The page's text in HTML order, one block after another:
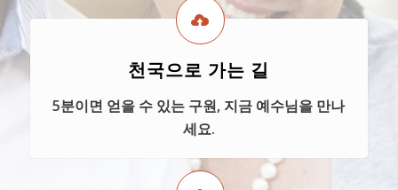
천국으로 가는 길
5분이면 얻을 수 있는 구원, 지금 예수님을 만나
세요.